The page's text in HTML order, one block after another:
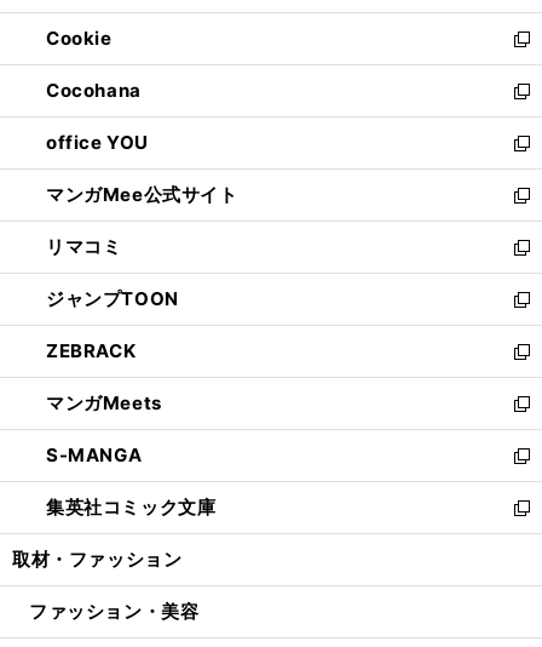
開
く
ウ
で
開
く
ン
ド
ウ
で
開
く
ウ
ィ
ン
ド
ウ
で
開
く
Cookie
新
し
い
ウ
ィ
ン
ド
ウ
で
開
く
Cocohana
新
し
い
ウ
ィ
ン
ド
ウ
で
開
く
office YOU
新
し
い
ウ
ィ
ン
ド
ウ
で
開
く
マンガMee公式サイト
新
し
い
ウ
ィ
ン
ド
ウ
で
開
く
リマコミ
新
し
い
ウ
ィ
ン
ド
ウ
で
開
く
ジャンプTOON
新
し
い
ウ
ィ
ン
ド
ウ
で
開
ZEBRACK
新
し
い
ウ
ィ
ン
ド
ウ
開
マンガMeets
新
し
い
ウ
ィ
ン
ウ
開
S-MANGA
新
し
い
ウ
ン
ウ
集英社コミック文庫
新
し
ウ
ン
取材・ファッション
ファッション・美容